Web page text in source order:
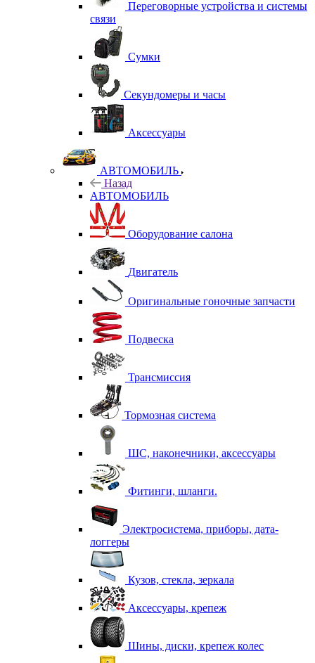
Переговорные устройства и системы
связи
Сумки
Секундомеры и часы
Аксессуары
АВТОМОБИЛЬ
Назад
АВТОМОБИЛЬ
Оборудование салона
Двигатель
Оригинальные гоночные запчасти
Подвеска
Трансмиссия
Тормозная система
ШС, наконечники, аксессуары
Фитинги, шланги.
Электросистема, приборы, дата-
логгеры
Кузов, стекла, зеркала
Аксессуары, крепеж
Шины, диски, крепеж колес